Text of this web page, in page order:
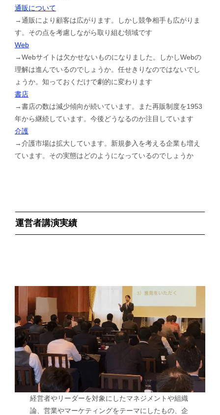
通販について
→通販により顧客は広がります。しかし競争相手も広がりま
す。その点を考慮しながら取り組む領域です
Web
→Webサイトは欠かせないものになりました。しかしWebの
理解は進んでいるのでしょうか。任せきりなのではないでし
ょうか。知っておくだけで劇的に変わります
書店
→書店の数は減少傾向が続いています。また再販制度を1953
年から継続しています。今後どうなるのか注目しています
介護
→介護市場は拡大しています。新規参入を考える企業も増え
ています。その実態はどのようになっているのでしょうか
運営者講演実績
経営者やリーダーを対象にしたマネジメントや組織
論、営業やマーケティングをテーマにしたもの、企